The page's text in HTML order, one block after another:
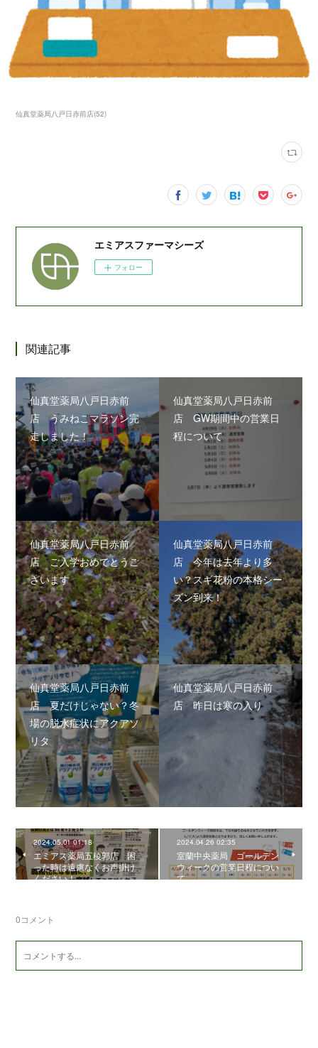
仙真堂薬局八戸日赤前店(52)
エミアスファーマシーズ
フォロー
関連記事
仙真堂薬局八戸日赤前
店 うみねこマラソン完
走しました！
仙真堂薬局八戸日赤前
店 GW期間中の営業日
程について
仙真堂薬局八戸日赤前
店 ご入学おめでとうご
ざいます
仙真堂薬局八戸日赤前
店 今年は去年より多
い？スギ花粉の本格シー
ズン到来！
仙真堂薬局八戸日赤前
店 夏だけじゃない？冬
場の脱水症状にアクアソ
リタ
仙真堂薬局八戸日赤前
店 昨日は寒の入り
2024.05.01 01:18
エミアス薬局五稜郭店 困
った時は遠慮なくお声掛け
ください！
2024.04.26 02:35
室蘭中央薬局 ゴールデン
ウィークの営業日程につい
て
0コメント